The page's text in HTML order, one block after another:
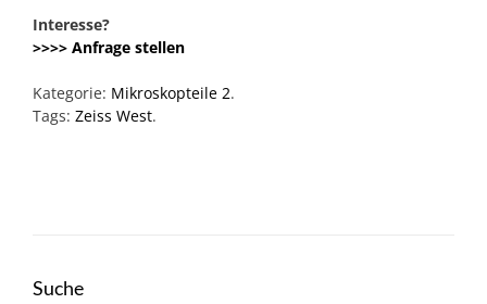
Interesse?
>>>> Anfrage stellen
Kategorie: Mikroskopteile 2.
Tags: Zeiss West.
Suche